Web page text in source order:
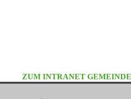
ZUM INTRANET